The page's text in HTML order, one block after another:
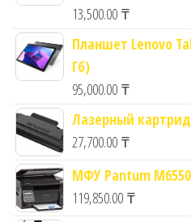
13,500.00 ₸
Планшет Lenovo
Гб)
95,000.00 ₸
Лазерный
27,700.00 ₸
МФУ Pantum
119,850.00 ₸